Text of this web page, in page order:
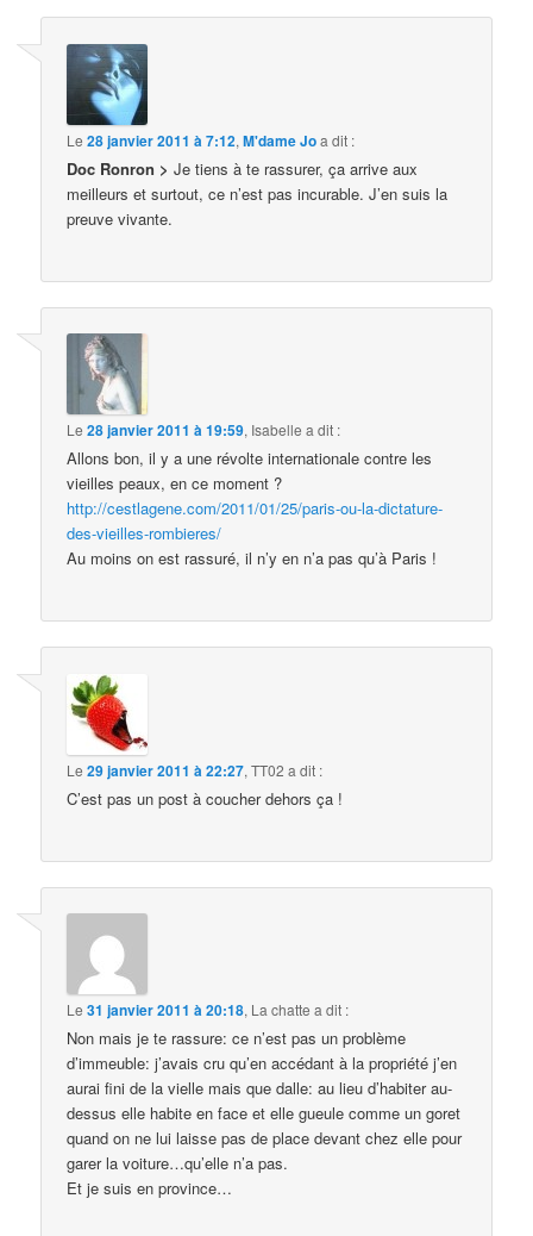
Le28 janvier 2011 à 7:12,M'dame Joa dit :
Doc Ronron > Je tiens à te rassurer, ça arrive aux
meilleurs et surtout, ce n’est pas incurable. J’en suis la
preuve vivante.
Le28 janvier 2011 à 19:59, Isabelle a dit :
Allons bon, il y a une révolte internationale contre les
vieilles peaux, en ce moment ?
http://cestlagene.com/2011/01/25/paris-ou-la-dictature-
des-vieilles-rombieres/
Au moins on est rassuré, il n’y en n’a pas qu’à Paris !
Le29 janvier 2011 à 22:27,TT02 a dit :
C’est pas un post à coucher dehors ça !
Le31 janvier 2011 à 20:18, La chatte a dit :
Non mais je te rassure: ce n’est pas un problème
d’immeuble: j’avais cru qu’en accédant à la propriété j’en
aurai fini de la vielle mais que dalle: au lieu d’habiter au-
dessus elle habite en face et elle gueule comme un goret
quand on ne lui laisse pas de place devant chez elle pour
garer la voiture…qu’elle n’a pas.
Et je suis en province…